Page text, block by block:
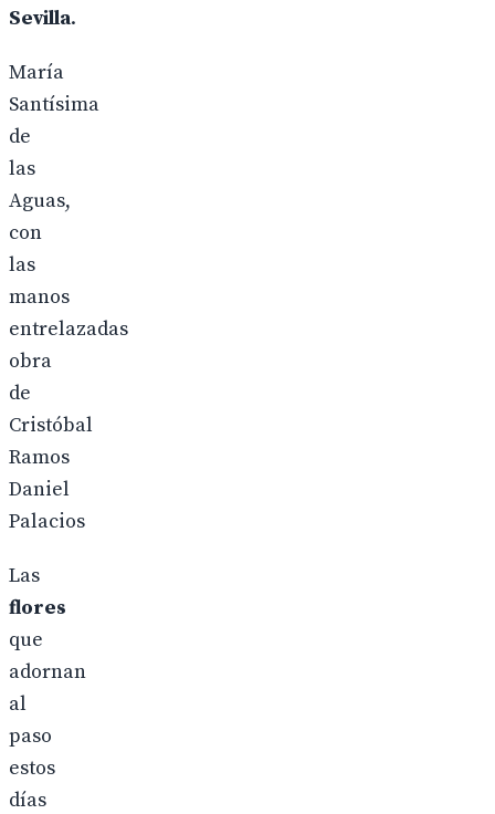
Sevilla.
María
Santísima
de
las
Aguas,
con
las
manos
entrelazadas
obra
de
Cristóbal
Ramos
Daniel
Palacios
Las
flores
que
adornan
al
paso
estos
días